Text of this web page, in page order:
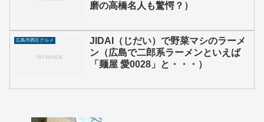
磨の高橋名人も驚愕？）
広島市西区グルメ
JIDAI（じだい）で野菜マシのラーメ
ン（広島で二郎系ラーメンといえば
「麺屋 愛0028」と・・・）